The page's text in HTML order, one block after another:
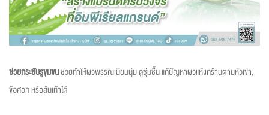
ช่วยกระชับรูขุมขนช่วยทำให้ผิวพรรณเนียนนุ่ม ดูชุ่มชื้น แก้ปัญหาผิวแห้งกร้านตามหัวเข่า,
ข้อศอก หรือส้นเท้าได้